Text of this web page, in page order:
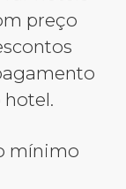
preço
mínimo